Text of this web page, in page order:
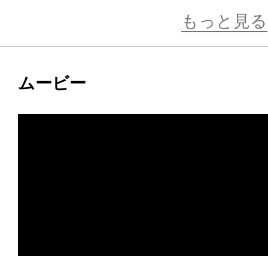
こから見ても見応えのある仕上がり
しみください。
もっと見る
ムービー